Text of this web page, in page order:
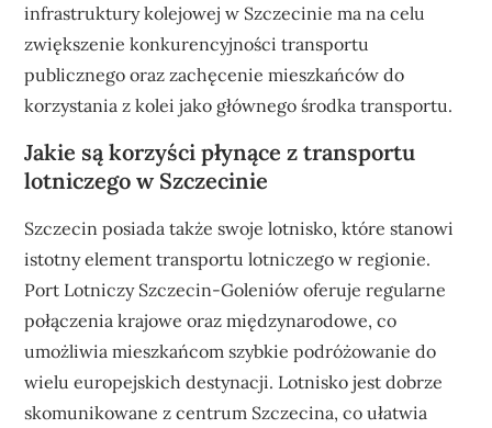
infrastruktury kolejowej w Szczecinie ma na celu
zwiększenie konkurencyjności transportu
publicznego oraz zachęcenie mieszkańców do
korzystania z kolei jako głównego środka transportu.
Jakie są korzyści płynące z transportu
lotniczego w Szczecinie
Szczecin posiada także swoje lotnisko, które stanowi
istotny element transportu lotniczego w regionie.
Port Lotniczy Szczecin-Goleniów oferuje regularne
połączenia krajowe oraz międzynarodowe, co
umożliwia mieszkańcom szybkie podróżowanie do
wielu europejskich destynacji. Lotnisko jest dobrze
skomunikowane z centrum Szczecina, co ułatwia